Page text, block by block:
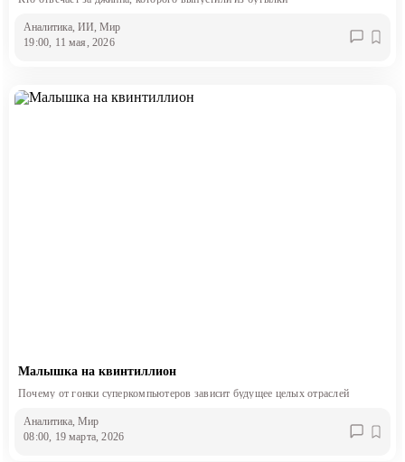
Аналитика, ИИ, Мир
19:00, 11 мая, 2026
Малышка на квинтиллион
Почему от гонки суперкомпьютеров зависит будущее целых отраслей
Аналитика, Мир
08:00, 19 марта, 2026